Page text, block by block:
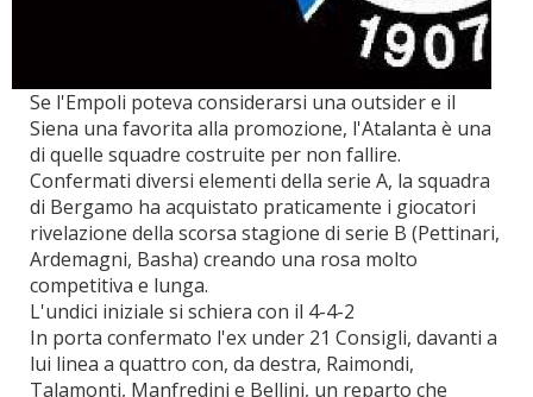
Se l'Empoli poteva considerarsi una outsider e il
Siena una favorita alla promozione, l'Atalanta è una
di quelle squadre costruite per non fallire.
Confermati diversi elementi della serie A, la squadra
di Bergamo ha acquistato praticamente i giocatori
rivelazione della scorsa stagione di serie B (Pettinari,
Ardemagni, Basha) creando una rosa molto
competitiva e lunga.
L'undici iniziale si schiera con il 4-4-2
In porta confermato l'ex under 21 Consigli, davanti a
lui linea a quattro con, da destra, Raimondi,
Talamonti, Manfredini e Bellini, un reparto che